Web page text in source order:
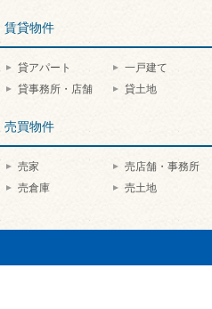
賃貸物件
貸アパート
一戸建て
貸事務所・店舗
貸土地
売買物件
売家
売店舗・事務所
売倉庫
売土地